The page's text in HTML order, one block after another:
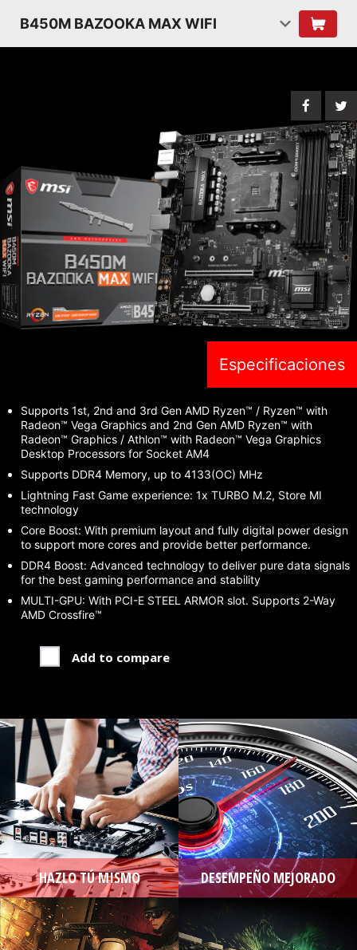
B450M BAZOOKA MAX WIFI
Especificaciones
Supports 1st, 2nd and 3rd Gen AMD Ryzen™ / Ryzen™ with
Radeon™ Vega Graphics and 2nd Gen AMD Ryzen™ with
Radeon™ Graphics / Athlon™ with Radeon™ Vega Graphics
Desktop Processors for Socket AM4
Supports DDR4 Memory, up to 4133(OC) MHz
Lightning Fast Game experience: 1x TURBO M.2, Store MI
technology
Core Boost: With premium layout and fully digital power design
to support more cores and provide better performance.
DDR4 Boost: Advanced technology to deliver pure data signals
for the best gaming performance and stability
MULTI-GPU: With PCI-E STEEL ARMOR slot. Supports 2-Way
AMD Crossfire™
Add to compare
HAZLO TÚ MISMO DESEMPEÑO MEJORADO